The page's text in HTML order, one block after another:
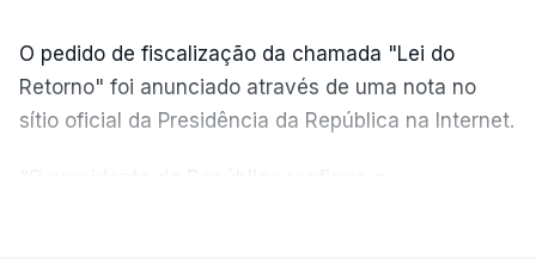
O pedido de fiscalização da chamada "Lei do
Retorno" foi anunciado através de uma nota no
sítio oficial da Presidência da República na Internet.